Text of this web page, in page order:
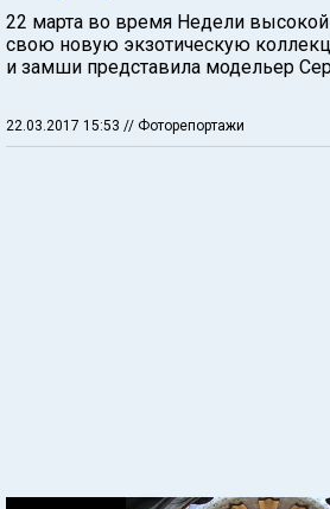
22 марта во время Недели
свою новую экзотическую
и замши представила модельер
22.03.2017 15:53 // Фоторепортажи